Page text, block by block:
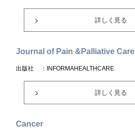
詳しく見る
Journal of Pain &Palliative
出版社 ：INFORMAHEALTHCARE
詳しく見る
Cancer